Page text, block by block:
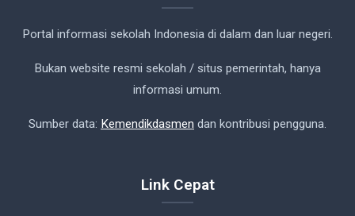
Portal informasi sekolah Indonesia di dalam dan luar negeri.
Bukan website resmi sekolah / situs pemerintah, hanya
informasi umum.
Sumber data: Kemendikdasmen dan kontribusi pengguna.
Link Cepat